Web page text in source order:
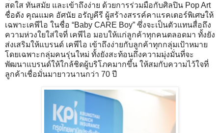
สดใส ทันสมัย และเข้าถึงง่าย ด้วยการร่วมมือกับศิลปิน Pop Art
ชื่อดัง คุณแมค อัศนัย อรัญคีรี ผู้สร้างสรรค์คาแรคเตอร์พิเศษให้
เฉพาะเคพีไอ ในชื่อ “Baby CARE Boy” ซึ่งจะเป็นตัวแทนสื่อถึง
ความห่วงใยใส่ใจที่ เคพีไอ มอบให้แก่ลูกค้าทุกคนตลอดมา ทั้งยัง
ส่งเสริมให้แบรนด์ เคพีไอ เข้าถึงง่ายกับลูกค้าทุกกลุ่มเป้าหมาย
โดยเฉพาะกลุ่มคนรุ่นใหม่ ทั้งยังสะท้อนถึงความมุ่งมั่นที่จะ
พัฒนาแบรนด์ให้ใกล้ชิดผู้บริโภคมากขึ้น ให้สมกับความไว้ใจที่
ลูกค้าเชื่อมั่นมายาวนานกว่า 70 ปี